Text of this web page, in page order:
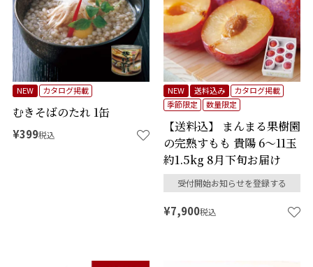
むきそばのたれ 1缶
NEW カタログ掲載
¥399税込
【送料込】 まんまる果樹園
の完熟すもも 貴陽 6～11玉
約1.5kg 8月下旬お届け
NEW 送料込み
カタログ掲載
季節限定
数量限定
受付開始お知らせを登録する
¥7,900税込